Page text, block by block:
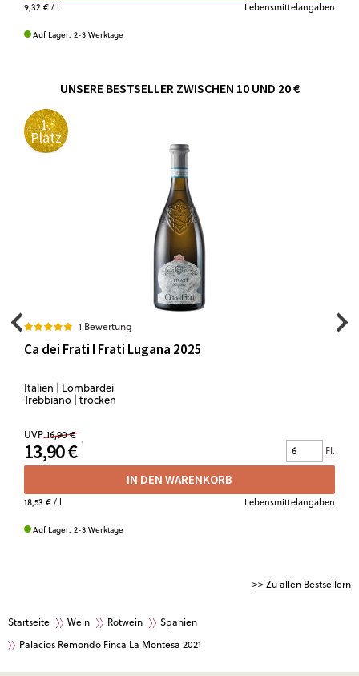
9,32 €/ l Lebensmittelangaben
Auf Lager. 2-3 Werktage
UNSERE BESTSELLER ZWISCHEN 10 UND 20 €
1.
Platz
1 Bewertung
Ca dei Frati I Frati Lugana 2025
Italien | Lombardei
Trebbiano | trocken
UVP 16,90 €
13,90 € Fl.
IN DEN WARENKORB
18,53 €/ l Lebensmittelangaben
Auf Lager. 2-3 Werktage
>> Zu allen Bestsellern
Startseite Wein Rotwein
Spanien
Palacios Remondo Finca La Montesa 2021